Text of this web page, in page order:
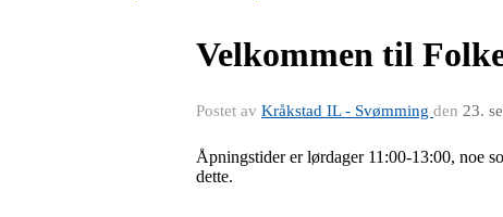
Velkommen til
Postet av Kråkstad IL - Svømming den 23.
Åpningstider er lørdager 11:00-13:00, noe
dette.